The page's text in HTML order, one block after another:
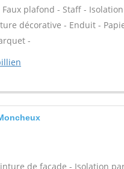
plafond - Staff -
décorative - Enduit -
-
de façade - Isolation